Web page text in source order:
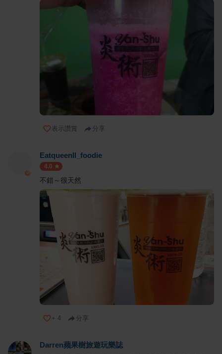
表示讚賞 分享
Eatqueenll_foodie
4.0
不錯～很天然
+ 4 分享
Darren蘋果樹旅遊玩樂誌